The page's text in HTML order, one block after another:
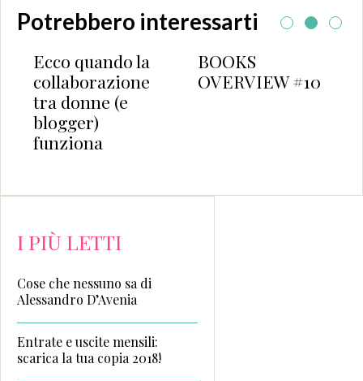
Potrebbero interessarti
Ecco quando la
collaborazione
tra donne (e
blogger)
funziona
BOOKS
OVERVIEW #10
I PIÙ LETTI
Cose che nessuno sa di
Alessandro D’Avenia
Entrate e uscite mensili:
scarica la tua copia 2018!